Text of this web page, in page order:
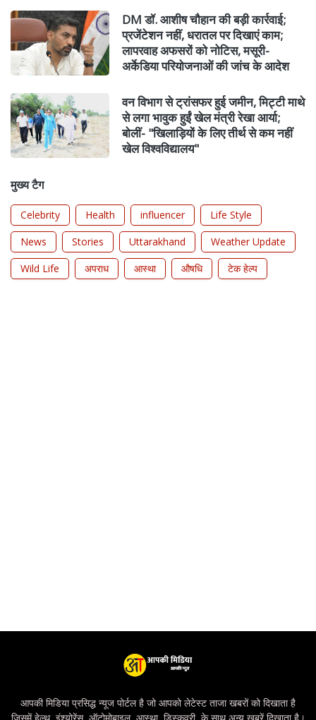
DM डॉ. आशीष चौहान की बड़ी कार्रवाई;
प्रजेंटेशन नहीं, धरातल पर दिखाएं काम;
लापरवाह अफसरों को नोटिस, मसूरी-
अर्केडिया परियोजनाओं की जांच के आदेश
वन विभाग से ट्रांसफर हुई जमीन, मिट्टी माथे
से लगा भावुक हुईं खेल मंत्री रेखा आर्या;
बोलीं- "खिलाड़ियों के लिए तीर्थ से कम नहीं
खेल विश्वविद्यालय"
मुख्य टैग
Celebrity Health influencer
Life Style
News
Stories Uttarakhand
Weather Update
Wild Life
अपराध आस्था औषधि टेक हेल्प
आपकी मिडिया प्रसिद्ध न्यूज पोर्टल है जो आपको लेटेस्ट ताजा खबरों को दिखाता है